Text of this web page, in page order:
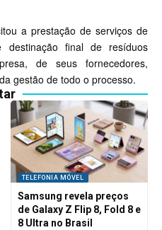
a prestação de serviços de
destinação final de resíduos
de seus fornecedores,
gestão de todo o processo.
TELEFONIA MÓVEL
Samsung revela preços
de Galaxy Z Flip 8, Fold 8 e
8 Ultra no Brasil